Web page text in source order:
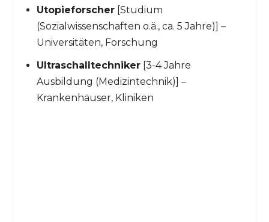
Utopieforscher[Studium
(Sozialwissenschaften o.ä., ca. 5 Jahre)] –
Universitäten, Forschung
Ultraschalltechniker[3-4 Jahre
Ausbildung (Medizintechnik)] –
Krankenhäuser, Kliniken